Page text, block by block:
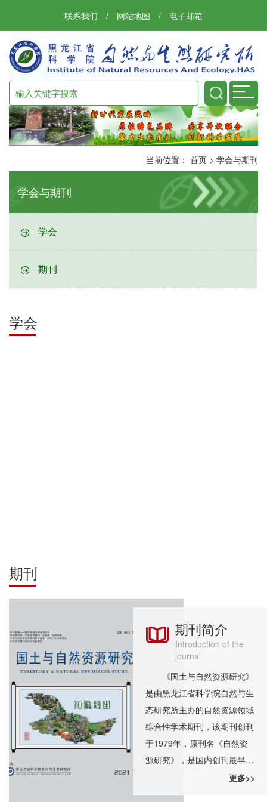
联系我们 / 网站地图 / 电子邮箱
当前位置： 首页 > 学会与期刊
学会与期刊
学会
期刊
学会
期刊
期刊简介
Introduction of the
journal
《国土与自然资源研究》
是由黑龙江省科学院自然与生
态研究所主办的自然资源领域
综合性学术期刊，该期刊创刊
于1979年，原刊名《自然资
源研究》，是国内创刊最早的
几份同类期刊之一，1998年7
月改为现刊名《国土与自然资
更多>>